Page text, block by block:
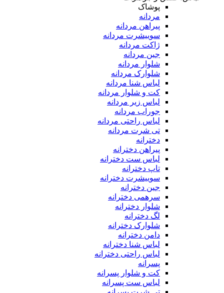
پوشاک
مردانه
پیراهن مردانه
سوییشرت مردانه
ژاکت مردانه
جین مردانه
شلوار مردانه
شلوارک مردانه
لباس شنا مردانه
کت و شلوار مردانه
لباس زیر مردانه
جوراب مردانه
لباس راحتی مردانه
تی شرت مردانه
دخترانه
پیراهن دخترانه
لباس ست دخترانه
تاپ دخترانه
سوییشرت دخترانه
جین دخترانه
سرهمی دخترانه
شلوار دخترانه
لگ دخترانه
شلوارک دخترانه
دامن دخترانه
لباس شنا دخترانه
لباس راحتی دخترانه
پسرانه
کت و شلوار پسرانه
لباس ست پسرانه